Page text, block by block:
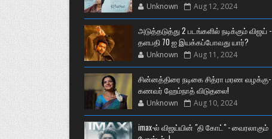
Unknown Aug 12, 2024
அடுத்தடுத்து 2 படங்களில் நடிக்கும் விஜய் -
தளபதி 70 ஐ இயக்கப்போவது யார்?
Unknown Aug 11, 2024
சின்னத்திரை நடிகை சித்ரா மரண வழக்கு-
கணவர் ஹேம்நாத் விடுதலை!
Unknown Aug 10, 2024
imax-ல் விஜய்யின் "தி கோட்" - வைரலாகும்